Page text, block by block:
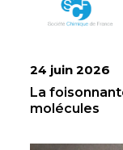
24 juin 2026
La
molécules